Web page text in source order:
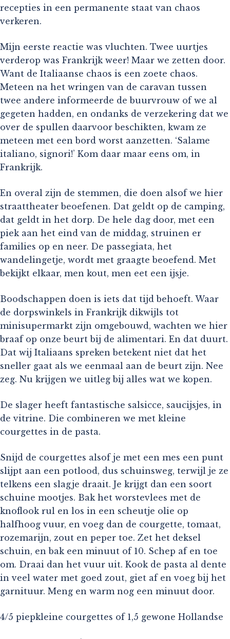
recepties in een permanente staat van chaos
verkeren.
Mijn eerste reactie was vluchten. Twee uurtjes
verderop was Frankrijk weer! Maar we zetten door.
Want de Italiaanse chaos is een zoete chaos.
Meteen na het wringen van de caravan tussen
twee andere informeerde de buurvrouw of we al
gegeten hadden, en ondanks de verzekering dat we
over de spullen daarvoor beschikten, kwam ze
meteen met een bord worst aanzetten. ‘Salame
italiano, signori!’ Kom daar maar eens om, in
Frankrijk.
En overal zijn de stemmen, die doen alsof we hier
straattheater beoefenen. Dat geldt op de camping,
dat geldt in het dorp. De hele dag door, met een
piek aan het eind van de middag, struinen er
families op en neer. De passegiata, het
wandelingetje, wordt met graagte beoefend. Met
bekijkt elkaar, men kout, men eet een ijsje.
Boodschappen doen is iets dat tijd behoeft. Waar
de dorpswinkels in Frankrijk dikwijls tot
minisupermarkt zijn omgebouwd, wachten we hier
braaf op onze beurt bij de alimentari. En dat duurt.
Dat wij Italiaans spreken betekent niet dat het
sneller gaat als we eenmaal aan de beurt zijn. Nee
zeg. Nu krijgen we uitleg bij alles wat we kopen.
De slager heeft fantastische salsicce, saucijsjes, in
de vitrine. Die combineren we met kleine
courgettes in de pasta.
Snijd de courgettes alsof je met een mes een punt
slijpt aan een potlood, dus schuinsweg, terwijl je ze
telkens een slagje draait. Je krijgt dan een soort
schuine mootjes. Bak het worstevlees met de
knoflook rul en los in een scheutje olie op
halfhoog vuur, en voeg dan de courgette, tomaat,
rozemarijn, zout en peper toe. Zet het deksel
schuin, en bak een minuut of 10. Schep af en toe
om. Draai dan het vuur uit. Kook de pasta al dente
in veel water met goed zout, giet af en voeg bij het
garnituur. Meng en warm nog een minuut door.
4/5 piepkleine courgettes of 1,5 gewone Hollandse